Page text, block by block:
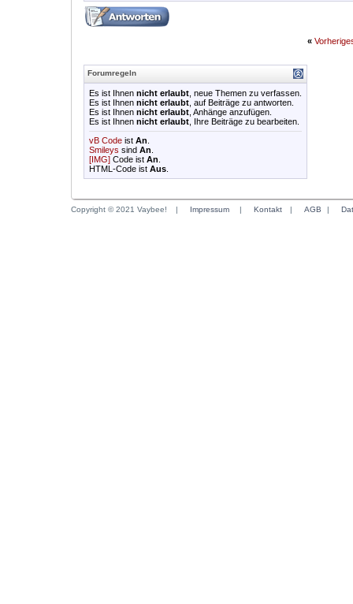
«
Forumregeln
Es ist Ihnen nicht erlaubt , neue Themen zu verfassen.
Es ist Ihnen nicht erlaubt , auf Beiträge zu antworten.
Es ist Ihnen nicht erlaubt , Anhänge anzufügen.
Es ist Ihnen nicht erlaubt , Ihre Beiträge zu bearbeiten.
vB Code ist An
Smileys sind An
[IMG] Code ist An
HTML-Code ist Aus
Copyright © 2021 Vaybee! | Impressum | Kontakt | AGB |